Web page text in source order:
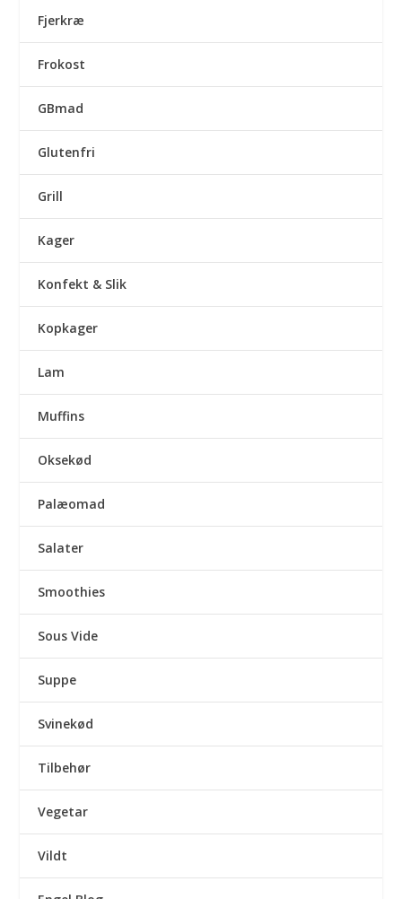
Fjerkræ
Frokost
GBmad
Glutenfri
Grill
Kager
Konfekt & Slik
Kopkager
Lam
Muffins
Oksekød
Palæomad
Salater
Smoothies
Sous Vide
Suppe
Svinekød
Tilbehør
Vegetar
Vildt